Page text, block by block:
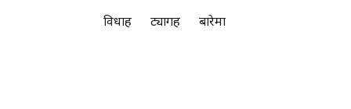
विधाहरू ट्यागहरू बारेमा